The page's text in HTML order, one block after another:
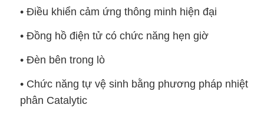
• Điều khiển cảm ứng thông minh hiện đại
• Đồng hồ điện tử có chức năng hẹn giờ
• Đèn bên trong lò
• Chức năng tự vệ sinh bằng phương pháp nhiệt
phân Catalytic